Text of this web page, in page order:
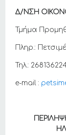
Δ/ΝΣΗ
Τμήμα
Πληρ.:
Τηλ.:
e-mail :